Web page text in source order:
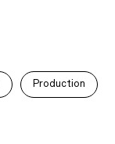
Production